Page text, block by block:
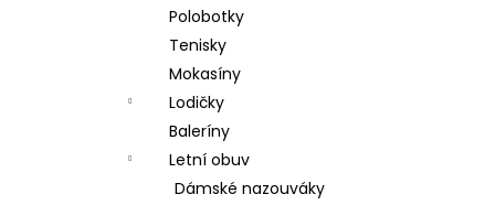
Polobotky
Tenisky
Mokasíny
Lodičky
Baleríny
Letní obuv
Dámské nazouváky